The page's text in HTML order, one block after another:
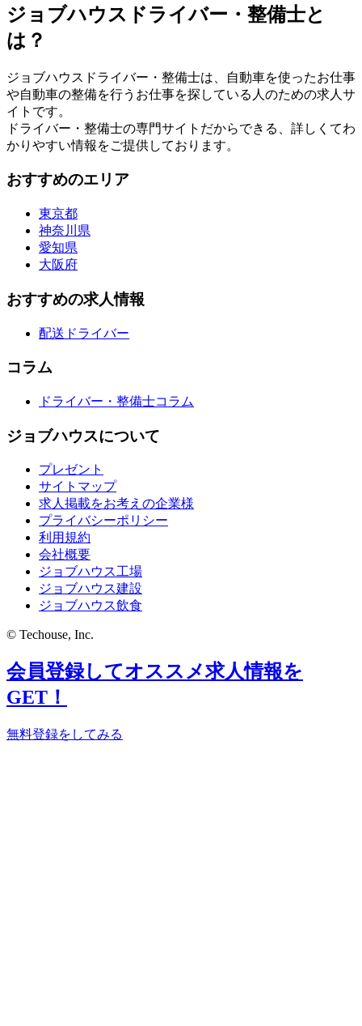
ジョブハウスドライバー・整備士と
は？
ジョブハウスドライバー・整備士は、自動車を使ったお仕事
や自動車の整備を行うお仕事を探している人のための求人サ
イトです。
ドライバー・整備士の専門サイトだからできる、詳しくてわ
かりやすい情報をご提供しております。
おすすめのエリア
東京都
神奈川県
愛知県
大阪府
おすすめの求人情報
配送ドライバー
コラム
ドライバー・整備士コラム
ジョブハウスについて
プレゼント
サイトマップ
求人掲載をお考えの企業様
プライバシーポリシー
利用規約
会社概要
ジョブハウス工場
ジョブハウス建設
ジョブハウス飲食
© Techouse, Inc.
会員登録してオススメ求人情報を
GET！
無料登録をしてみる